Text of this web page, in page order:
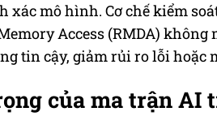
mô hình. Cơ chế kiểm
Access (RMDA)
tin cậy, giảm rủi ro lỗi hoặc
của ma trận AI